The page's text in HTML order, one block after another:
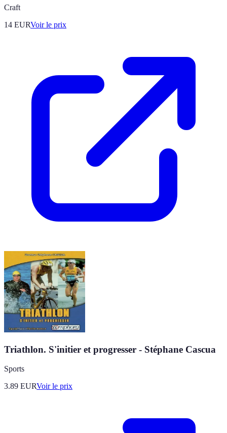
Craft
14 EURVoir le prix
Triathlon. S'initier et progresser - Stéphane Cascua
Sports
3.89 EURVoir le prix